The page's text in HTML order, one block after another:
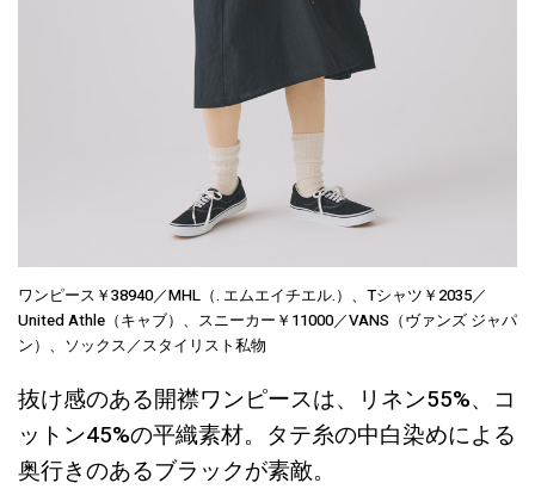
ワンピース￥38940／MHL（. エムエイチエル.）、Tシャツ￥2035／
United Athle（キャブ）、スニーカー￥11000／VANS（ヴァンズ ジャパ
ン）、ソックス／スタイリスト私物
抜け感のある開襟ワンピースは、リネン55%、コ
ットン45%の平織素材。タテ糸の中白染めによる
奥行きのあるブラックが素敵。